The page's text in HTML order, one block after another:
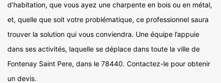
d’habitation, que vous ayez une charpente en bois ou en métal,
et, quelle que soit votre problématique, ce professionnel saura
trouver la solution qui vous conviendra. Une équipe l’appuie
dans ses activités, laquelle se déplace dans toute la ville de
Fontenay Saint Pere, dans le 78440. Contactez-le pour obtenir
un devis.